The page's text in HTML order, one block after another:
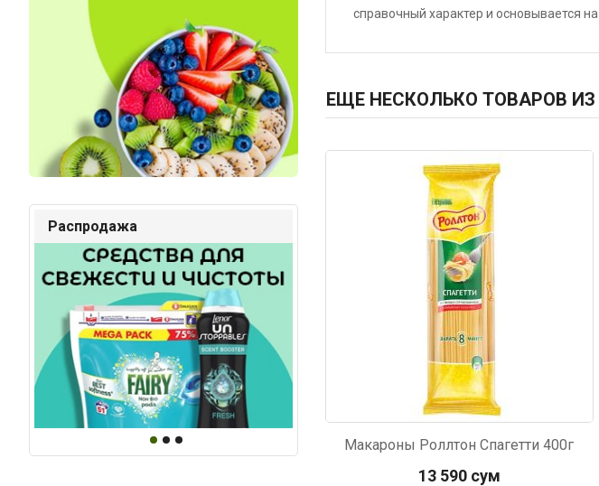
Распродажа
справочный характер и основывается
ЕЩЕ НЕСКОЛЬКО ТОВАРОВ
Код: 2528
Макароны Роллтон Спагетти 400г
13 590 сум